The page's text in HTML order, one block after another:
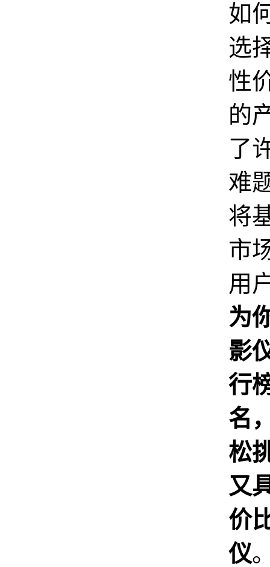
如
选
性
的
了
难
将
市
用
为
影
行
名
松
又
价
仪